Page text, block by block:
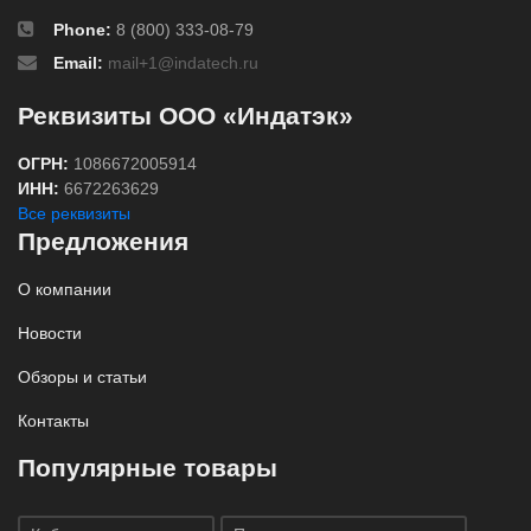
Phone: 8 (800) 333-08-79
Email: mail+1@indatech.ru
Реквизиты ООО «Индатэк»
ОГРН: 1086672005914
ИНН: 6672263629
Все реквизиты
Предложения
О компании
Новости
Обзоры и статьи
Контакты
Популярные товары